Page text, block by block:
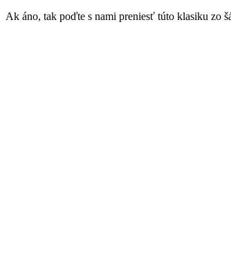
Ak áno, tak poďte s nami preniesť túto klasiku zo